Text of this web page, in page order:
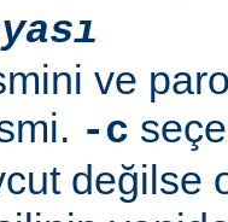
ve
-c
değilse